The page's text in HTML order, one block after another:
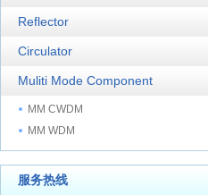
Reflector
Circulator
Muliti Mode Component
MM CWDM
MM WDM
服务热线